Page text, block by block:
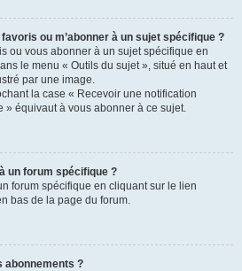
ou m’abonner à un sujet spécifique ?
ou vous abonner à un sujet spécifique en
le menu « Outils du sujet », situé en haut et
par une image.
la case « Recevoir une notification
» équivaut à vous abonner à ce sujet.
un forum spécifique ?
forum spécifique en cliquant sur le lien
bas de la page du forum.
abonnements ?